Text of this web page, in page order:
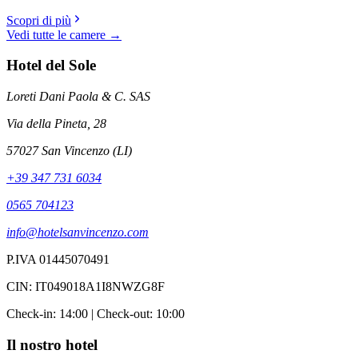
Scopri di più
Vedi tutte le camere →
Hotel del Sole
Loreti Dani Paola & C. SAS
Via della Pineta, 28
57027 San Vincenzo (LI)
+39 347 731 6034
0565 704123
info@hotelsanvincenzo.com
P.IVA 01445070491
CIN: IT049018A1I8NWZG8F
Check-in: 14:00 | Check-out: 10:00
Il nostro hotel